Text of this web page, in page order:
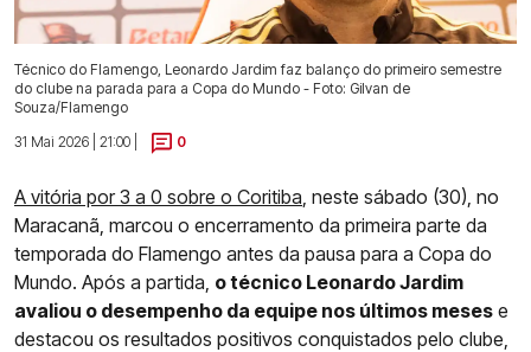
Técnico do Flamengo, Leonardo Jardim faz balanço do primeiro semestre
do clube na parada para a Copa do Mundo - Foto: Gilvan de
Souza/Flamengo
31 Mai 2026 | 21:00 |
0
A vitória por 3 a 0 sobre o Coritiba , neste sábado (30), no
Maracanã, marcou o encerramento da primeira parte da
temporada do Flamengo antes da pausa para a Copa do
Mundo. Após a partida, o técnico Leonardo Jardim
avaliou o desempenho da equipe nos últimos meses e
destacou os resultados positivos conquistados pelo clube,